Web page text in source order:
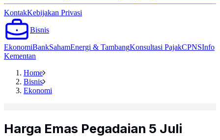
KontakKebijakan Privasi
Bisnis
EkonomiBankSahamEnergi & TambangKonsultasi PajakCPNSInfo
Kementan
Home
Bisnis
Ekonomi
Harga Emas Pegadaian 5 Juli